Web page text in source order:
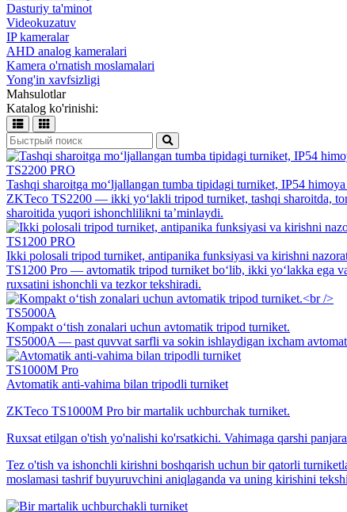
Dasturiy ta'minot
Videokuzatuv
IP kameralar
AHD analog kameralari
Kamera o'rnatish moslamalari
Yong'in xavfsizligi
Mahsulotlar
Katalog ko'rinishi:
TS2200 PRO
Tashqi sharoitga mo‘ljallangan tumba tipidagi turniket, IP54
ZKTeco TS2200 — ikki yo‘lakli tripod turniket, tashqi sharoitda,
sharoitida yuqori ishonchlilikni ta’minlaydi.
TS1200 PRO
Ikki polosali tripod turniket, antipanika funksiyasi va kirishni
TS1200 Pro — avtomatik tripod turniket bo‘lib, ikki yo‘lakka ega
ruxsatini ishonchli va tezkor tekshiradi.
TS5000A
Kompakt o‘tish zonalari uchun avtomatik tripod turniket.
TS5000A — past quvvat sarfli va sokin ishlaydigan ixcham
TS1000M Pro
Avtomatik anti-vahima bilan tripodli turniket
ZKTeco TS1000M Pro bir martalik uchburchak turniket.
Ruxsat etilgan o'tish yo'nalishi ko'rsatkichi. Vahimaga qarshi
Tez o'tish va ishonchli kirishni boshqarish uchun bir qatorli
moslamasi tashrif buyuruvchini aniqlaganda va uning kirishini